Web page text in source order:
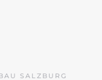
SALZBURG